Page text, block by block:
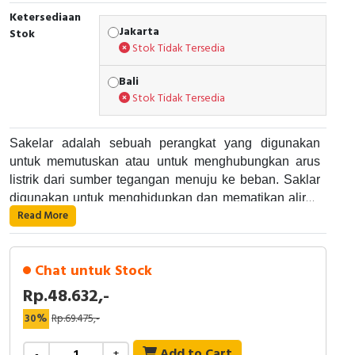
Cable Operated Switch
Signalling Columns
Pressure Switch
Ultrasonic & Rotary Encoder
Limit Switch
Inductive Sensors
Photoelectric
Cam Switch
Panel Box
Ketersediaan
Stok
Jakarta
Stok Tidak Tersedia
Bali
Stok Tidak Tersedia
Sakelar adalah sebuah perangkat yang digunakan
untuk memutuskan atau untuk menghubungkan arus
listrik dari sumber tegangan menuju ke beban. Saklar
digunakan untuk menghidupkan dan mematikan aliran
listrik pada peralatan elektronik, seperti lampu, kipas,
AC, dan peralatan lainnya. Dengan sistem ini kamu
dapat menghemat penggunaan listrik.
Fungsi Sakelar, yaitu :
Memberikan Kemudahan dan Kontrol
Meningkatkan Keamanan
Sebagai Alat Pemutusan Darurat
Kontrol Pencahayaan
Otomatisasi Rumah
Sakelar AvatarOn Schneider Electric merupakan
Read More
Chat untuk Stock
Rp.48.632,-
30% Rp.69.475,-